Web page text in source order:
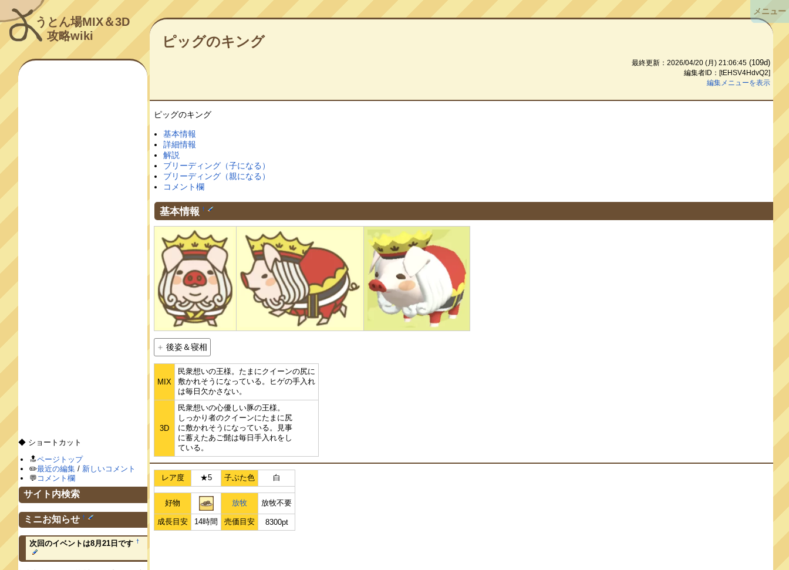
うとん場MIX＆3D
攻略wiki
ピッグのキング
最終更新：2026/04/20 (月) 21:06:45 (109d)
編集者ID：[tEHSV4HdvQ2]
編集メニューを表示
ピッグのキング
基本情報
詳細情報
解説
ブリーディング（子になる）
ブリーディング（親になる）
コメント欄
基本情報 †
後姿＆寝相
MIX
民衆想いの王様。たまにクイーンの尻に
敷かれそうになっている。ヒゲの手入れ
は毎日欠かさない。
3D
民衆想いの心優しい豚の王様。
しっかり者のクイーンにたまに尻
に敷かれそうになっている。見事
に蓄えたあご髭は毎日手入れをし
ている。
レア度 ★5 子ぶた色 白
好物 放牧 放牧不要
成長目安 14時間 売価目安 8300pt
◆ ショートカット
🔝ページトップ
✏️最近の編集 / 新しいコメント
💬 コメント欄
サイト内検索
ミニお知らせ †
次回のイベントは8月21日です †
メニュー